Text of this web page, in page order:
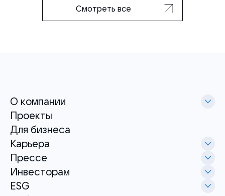
Смотреть все
О компании
Проекты
Для бизнеса
Карьера
Прессе
Инвесторам
ESG